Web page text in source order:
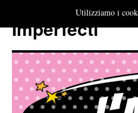
Imperfecti
Utilizziamo i